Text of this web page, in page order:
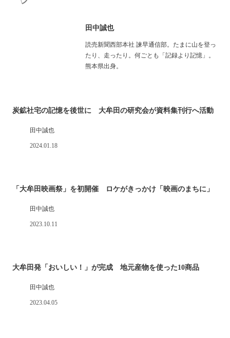
田中誠也
読売新聞西部本社 諫早通信部。たまに山を登っ
たり、走ったり。何ごとも「記録より記憶」。
熊本県出身。
炭鉱社宅の記憶を後世に 大牟田の研究会が資料集刊行へ活動
田中誠也
2024.01.18
「大牟田映画祭」を初開催 ロケがきっかけ「映画のまちに」
田中誠也
2023.10.11
大牟田発「おいしい！」が完成 地元産物を使った10商品
田中誠也
2023.04.05